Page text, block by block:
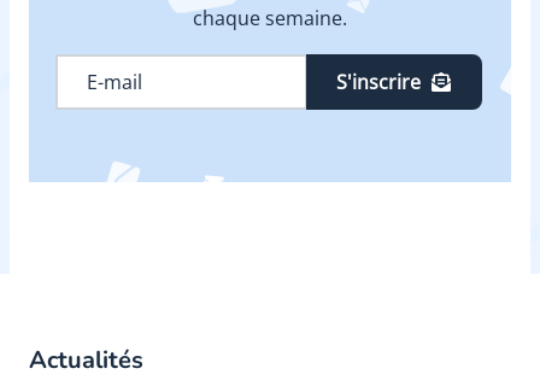
chaque semaine.
S'inscrire
Actualités